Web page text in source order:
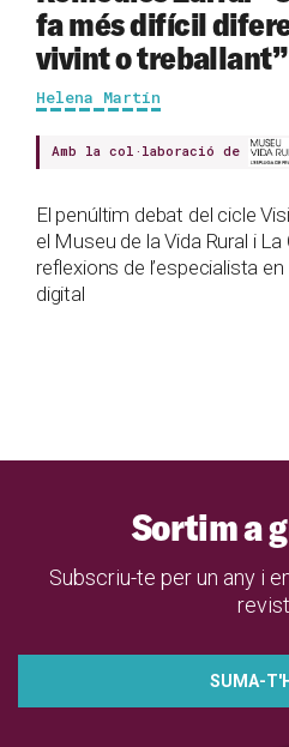
fa més difícil
vivint o treballant”
Helena Martín
Amb la col·laboració de
El penúltim debat del cicle
el Museu de la Vida Rural i
reflexions de l’especialista
digital
Sortim a
Subscriu-te per un any i
SUMA-